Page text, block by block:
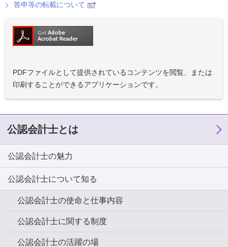
答申等の転載について
PDFファイルとして提供されているコンテンツを閲覧、または
印刷することができるアプリケーションです。
公認会計士とは
公認会計士の魅力
公認会計士について知る
公認会計士の使命と仕事内容
公認会計士に関する制度
公認会計士の活躍の場